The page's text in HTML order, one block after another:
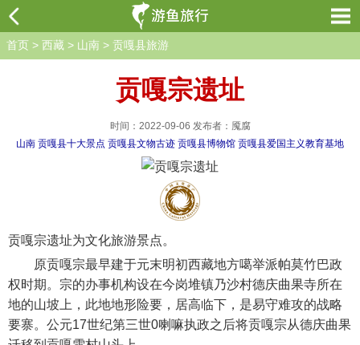
首页 > 西藏 > 山南 > 贡嘎县旅游
贡嘎宗遗址
时间：2022-09-06 发布者：魇腐
山南 贡嘎县十大景点 贡嘎县文物古迹 贡嘎县博物馆 贡嘎县爱国主义教育基地
贡嘎宗遗址为文化旅游景点。
原贡嘎宗最早建于元末明初西藏地方噶举派帕莫竹巴政
权时期。宗的办事机构设在今岗堆镇乃沙村德庆曲果寺所在
地的山坡上，此地地形险要，居高临下，是易守难攻的战略
要寨。公元17世纪第三世0喇嘛执政之后将贡嘎宗从德庆曲果